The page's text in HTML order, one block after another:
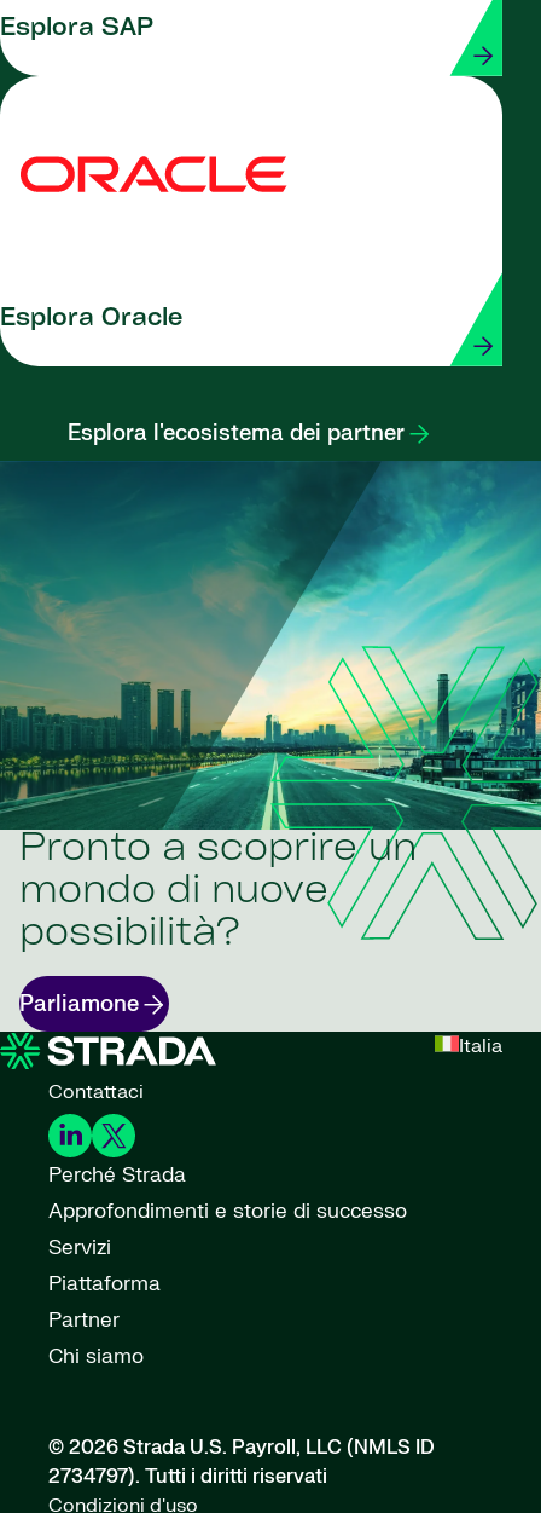
Esplora SAP
Esplora Oracle
Esplora l'ecosistema dei partner
Pronto a scoprire un
mondo di nuove
possibilità?
Parliamone
Italia
Contattaci
Perché Strada
Approfondimenti e storie di successo
Servizi
Piattaforma
Partner
Chi siamo
© 2026 Strada U.S. Payroll, LLC (NMLS ID
2734797). Tutti i diritti riservati
Condizioni d'uso